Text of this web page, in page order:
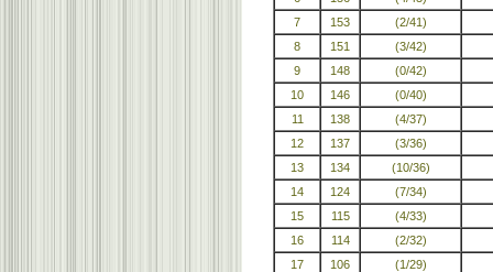
7
153
(2/41)
8
151
(3/42)
9
148
(0/42)
10
146
(0/40)
11
138
(4/37)
12
137
(3/36)
13
134
(10/36)
14
124
(7/34)
15
115
(4/33)
16
114
(2/32)
17
106
(1/29)